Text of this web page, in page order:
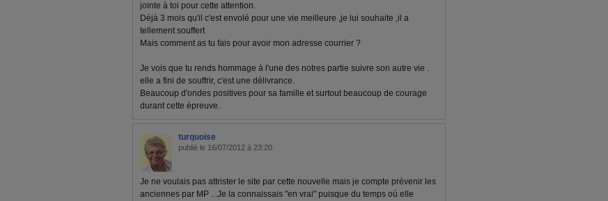
jointe à toi pour cette attention.
Déjà 3 mois qu'il c'est envolé pour une vie meilleure ,je lui souhaite ,il a
tellement souffert
Mais comment as tu fais pour avoir mon adresse courrier ?
Je vois que tu rends hommage à l'une des notres partie suivre son autre vie .
elle a fini de souffrir, c'est une délivrance.
Beaucoup d'ondes positives pour sa famille et surtout beaucoup de courage
durant cette épreuve.
turquoise
publié le 16/07/2012 à 23:20
Je ne voulais pas attrister le site par cette nouvelle mais je compte prévenir les
anciennes par MP ...Je la connaissais "en vrai" puisque du temps où elle